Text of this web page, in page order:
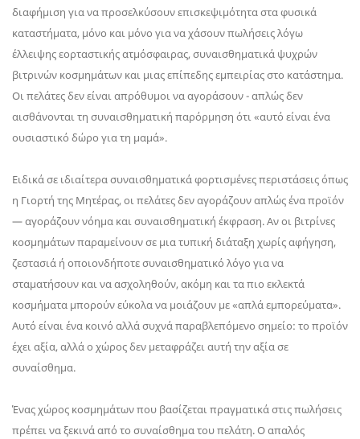
διαφήμιση για να προσελκύσουν επισκεψιμότητα στα φυσικά
καταστήματα, μόνο και μόνο για να χάσουν πωλήσεις λόγω
έλλειψης εορταστικής ατμόσφαιρας, συναισθηματικά ψυχρών
βιτρινών κοσμημάτων και μιας επίπεδης εμπειρίας στο κατάστημα.
Οι πελάτες δεν είναι απρόθυμοι να αγοράσουν - απλώς δεν
αισθάνονται τη συναισθηματική παρόρμηση ότι «αυτό είναι ένα
ουσιαστικό δώρο για τη μαμά».
Ειδικά σε ιδιαίτερα συναισθηματικά φορτισμένες περιστάσεις όπως
η Γιορτή της Μητέρας, οι πελάτες δεν αγοράζουν απλώς ένα προϊόν
— αγοράζουν νόημα και συναισθηματική έκφραση. Αν οι βιτρίνες
κοσμημάτων παραμείνουν σε μια τυπική διάταξη χωρίς αφήγηση,
ζεστασιά ή οποιονδήποτε συναισθηματικό λόγο για να
σταματήσουν και να ασχοληθούν, ακόμη και τα πιο εκλεκτά
κοσμήματα μπορούν εύκολα να μοιάζουν με «απλά εμπορεύματα».
Αυτό είναι ένα κοινό αλλά συχνά παραβλεπόμενο σημείο: το προϊόν
έχει αξία, αλλά ο χώρος δεν μεταφράζει αυτή την αξία σε
συναίσθημα.
Ένας χώρος κοσμημάτων που βασίζεται πραγματικά στις πωλήσεις
πρέπει να ξεκινά από το συναίσθημα του πελάτη. Ο απαλός